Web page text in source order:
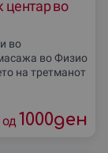
центар во
во
во Физио
на третманот
од 1000ден